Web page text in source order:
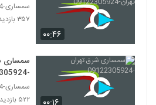
۰۰:۴۶
سمساری-09122305924
۳۵۷ بازدید
سمساری
-09122305924
سمساری-09122305924
۵۲۲ بازدید